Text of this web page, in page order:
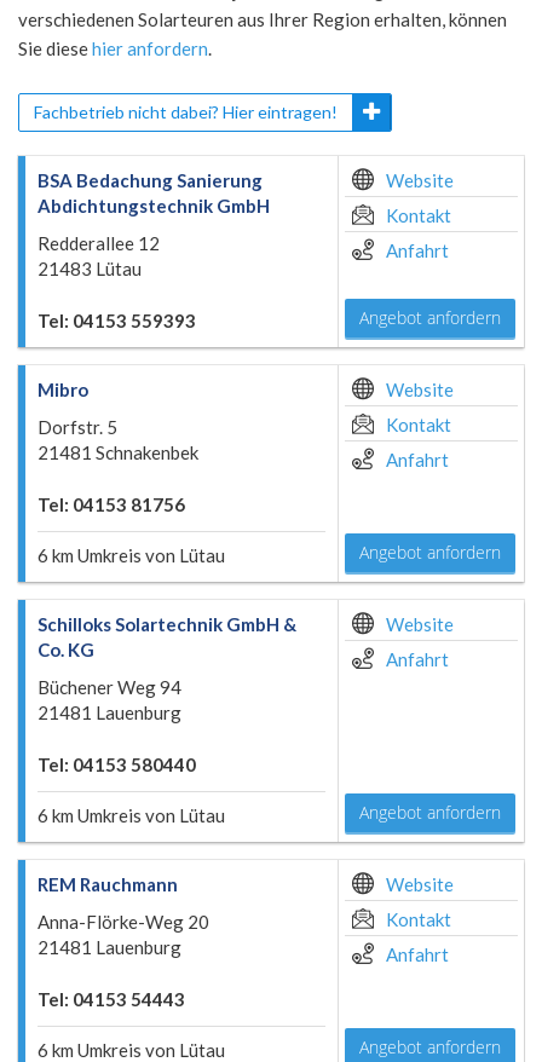
verschiedenen Solarteuren aus Ihrer Region erhalten, können
Sie diesehier anfordern.
Fachbetrieb nicht dabei? Hier eintragen!
BSA Bedachung Sanierung
Abdichtungstechnik GmbH
Redderallee 12
21483 Lütau
Tel: 04153 559393
Website
Kontakt
Anfahrt
Angebot anfordern
Mibro
Dorfstr. 5
21481 Schnakenbek
Tel: 04153 81756
6 km Umkreis von Lütau
Website
Kontakt
Anfahrt
Angebot anfordern
Schilloks Solartechnik GmbH &
Co. KG
Büchener Weg 94
21481 Lauenburg
Tel: 04153 580440
6 km Umkreis von Lütau
Website
Anfahrt
Angebot anfordern
REM Rauchmann
Anna-Flörke-Weg 20
21481 Lauenburg
Tel: 04153 54443
6 km Umkreis von Lütau
Website
Kontakt
Anfahrt
Angebot anfordern